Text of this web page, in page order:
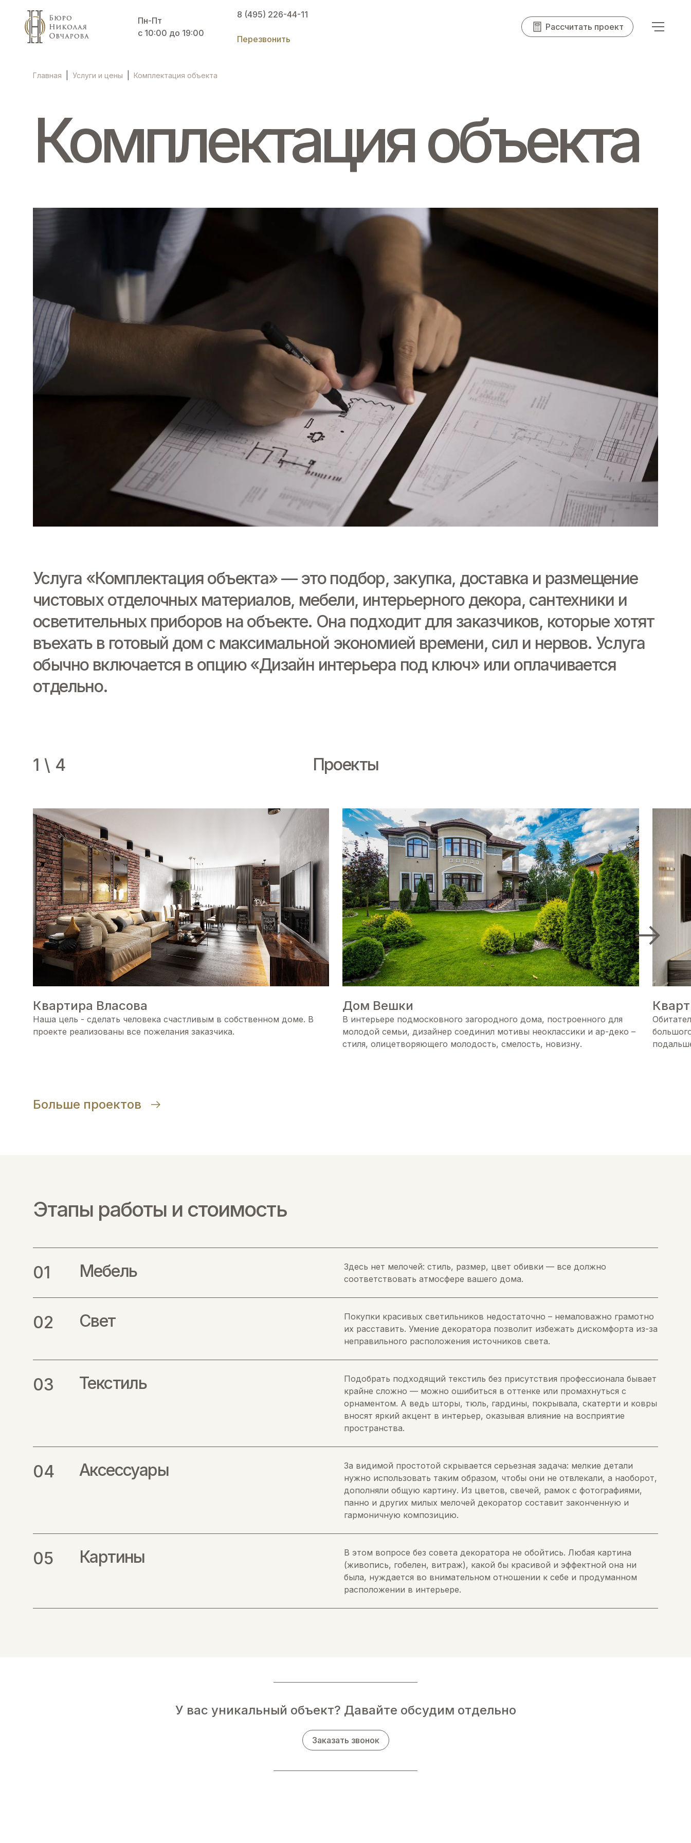
Пн-Пт
с 10:00 до 19:00
8 (495) 226-44-11
Перезвонить
Рассчитать проект
Главная Услуги и цены Комплектация объекта
Комплектация объекта
Услуга «Комплектация объекта» — это подбор, закупка, доставка и размещение
чистовых отделочных материалов, мебели, интерьерного декора, сантехники и
осветительных приборов на объекте. Она подходит для заказчиков, которые хотят
въехать в готовый дом с максимальной экономией времени, сил и нервов. Услуга
обычно включается в опцию «Дизайн интерьера под ключ» или оплачивается
отдельно.
Проекты
Квартира Власова
Наша цель - сделать человека счастливым в собственном доме. В
проекте реализованы все пожелания заказчика.
Дом Вешки
В интерьере подмосковного загородного дома, построенного для
молодой семьи, дизайнер соединил мотивы неоклассики и ар-деко –
стиля, олицетворяющего молодость, смелость, новизну.
1 \ 4
Больше проектов
Этапы работы и стоимость
Мебель
Здесь нет мелочей: стиль, размер, цвет обивки — все должно
соответствовать атмосфере вашего дома.
Свет
Покупки красивых светильников недостаточно – немаловажно грамотно
их расставить. Умение декоратора позволит избежать дискомфорта из-за
неправильного расположения источников света.
Текстиль
Подобрать подходящий текстиль без присутствия профессионала бывает
крайне сложно — можно ошибиться в оттенке или промахнуться с
орнаментом. А ведь шторы, тюль, гардины, покрывала, скатерти и ковры
вносят яркий акцент в интерьер, оказывая влияние на восприятие
пространства.
Аксессуары
За видимой простотой скрывается серьезная задача: мелкие детали
нужно использовать таким образом, чтобы они не отвлекали, а наоборот,
дополняли общую картину. Из цветов, свечей, рамок с фотографиями,
панно и других милых мелочей декоратор составит законченную и
гармоничную композицию.
Картины
В этом вопросе без совета декоратора не обойтись. Любая картина
(живопись, гобелен, витраж), какой бы красивой и эффектной она ни
была, нуждается во внимательном отношении к себе и продуманном
расположении в интерьере.
У вас уникальный объект? Давайте обсудим отдельно
Заказать звонок